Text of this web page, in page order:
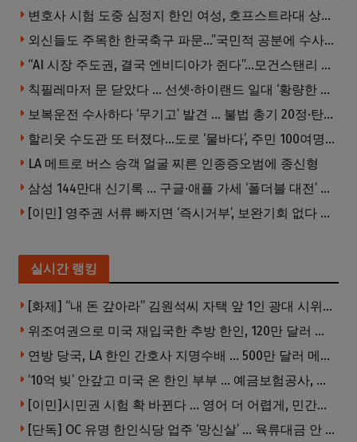
변호사 시험 도중 심정지 한인 여성, 호프스트라대 상대 소송
외신들도 주목한 한국축구 파문…”국민적 공분에 수사 재개”
“AI 시장 주도권, 결국 엔비디아가 쥔다”…모건스탠리 장담
칙필레마저 문 닫았다 … 선셋·하이랜드 일대 ‘황량한 거리’로
보복운전 수사하다 ‘무기고’ 발견 … 불법 총기 20정·탄약 2만 발 압수
할리웃 수도관 또 터졌다…도로 ‘물바다’, 주민 100여명 영향
LA 메트로 버스 승객 얼굴 찌른 인종증오범에 종신형
삼성 144만대 신기록 … 구글·애플 가세 ‘폴더블 대전’ 열린다
[이민] 영주권 서류 빠지면 ‘즉시거부’, 보완기회 없다 … 이민심사 8월부터 확 바뀐다
실시간 랭킹
[화제] “내 돈 갚아라” 김원석씨 자택 앞 1인 광대 시위 … 한인 투자사, “108만 달러 못받아”
위조여권으로 미국 재입국한 추방 한인, 120만 달러 은행 사기 행각
연방 당국, LA 한인 간호사 지명수배 … 500만 달러 메디캐어 사기, 선고 직전 한국 도주
’10억 빚’ 안갚고 미국 온 한인 부부 … 예금보험공사, 미국서 소송
[이민]시민권 시험 확 바뀐다 … 영어 더 어렵게, 민간시험 도입 추진
[단독] OC 유명 한인식당 업주 ‘망신살’ … 육류대금 안 갚자 식당서 공개추심